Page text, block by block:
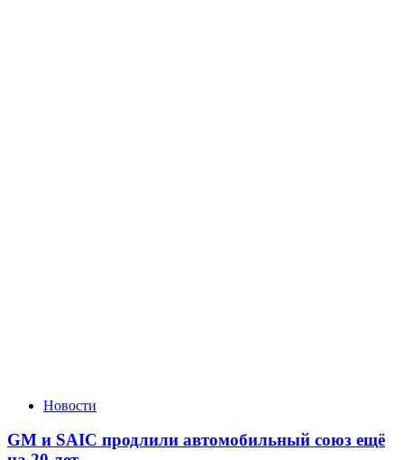
Новости
GM и SAIC продлили автомобильный союз ещё